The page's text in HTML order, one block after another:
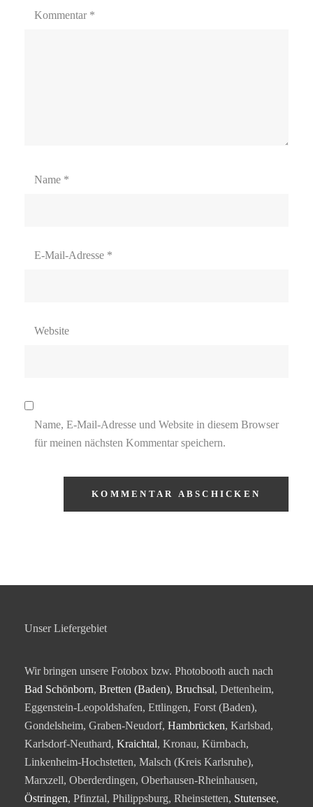
Kommentar *
Name *
E-Mail-Adresse *
Website
Name, E-Mail-Adresse und Website in diesem Browser
für meinen nächsten Kommentar speichern.
Unser Liefergebiet
Wir bringen unsere Fotobox bzw. Photobooth auch nach
Bad Schönborn, Bretten (Baden), Bruchsal, Dettenheim,
Eggenstein-Leopoldshafen, Ettlingen, Forst (Baden),
Gondelsheim, Graben-Neudorf, Hambrücken, Karlsbad,
Karlsdorf-Neuthard, Kraichtal, Kronau, Kürnbach,
Linkenheim-Hochstetten, Malsch (Kreis Karlsruhe),
Marxzell, Oberderdingen, Oberhausen-Rheinhausen,
Östringen, Pfinztal, Philippsburg, Rheinstetten, Stutensee,